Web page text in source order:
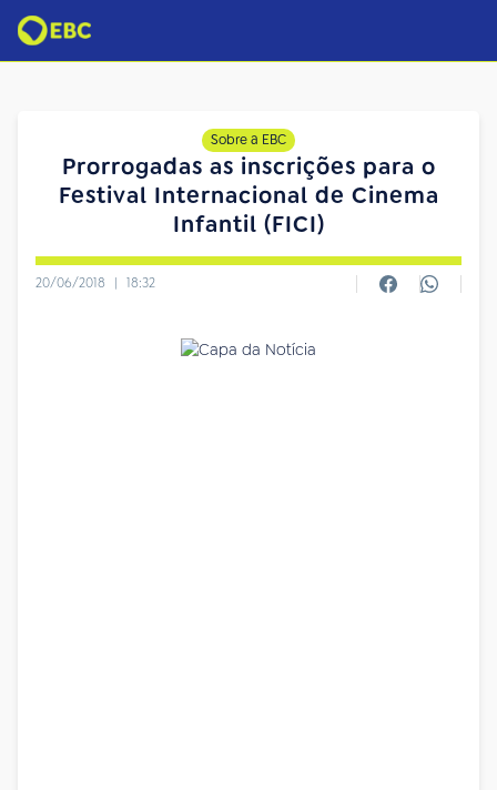
Sobre a EBC
Prorrogadas as inscrições para o
Festival Internacional de Cinema
Infantil (FICI)
20/06/2018 | 18:32